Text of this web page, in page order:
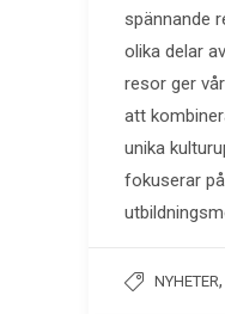
spännande
olika delar
resor ger
att
unika
fokuserar
NYHETER,